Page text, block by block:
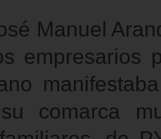
Manuel
empresarios
comarca